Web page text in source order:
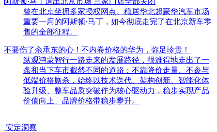
曾在北京坐拥多家授权网点、稳居华北超豪华汽车市场
重要一席的阿斯顿·马丁，如今彻底走完了在北京新车零
售的全部征程。
纵观鸿蒙智行一路走来的发展路径，很难得地走出了一
条和当下车市截然不同的道路：不靠降价走量、不参与
低端价格厮杀，始终以技术迭代、架构创新、智能化体
验升级、整车品质突破作为核心驱动力，稳步实现产品
价值向上、品牌价格带稳步攀升。
安定洞察